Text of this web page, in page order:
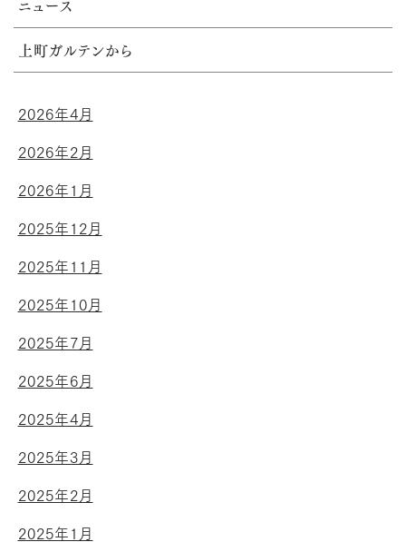
ニュース
上町ガルテンから
2026年4月
2026年2月
2026年1月
2025年12月
2025年11月
2025年10月
2025年7月
2025年6月
2025年4月
2025年3月
2025年2月
2025年1月